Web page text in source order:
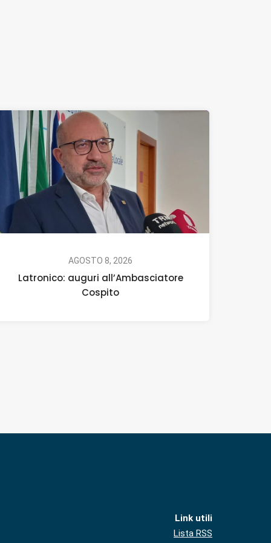
AGOSTO 8, 2026
Latronico: auguri all’Ambasciatore
Cospito
Link utili
Lista RSS